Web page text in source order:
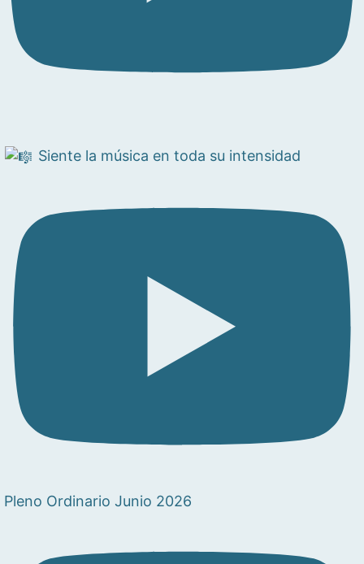
Siente la música en toda su intensidad
Pleno Ordinario Junio 2026